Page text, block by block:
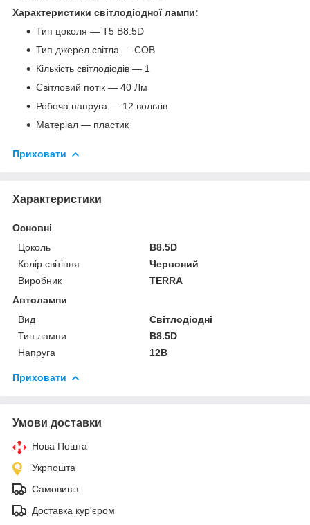
Характеристики світлодіодної лампи:
Тип цоколя — T5 B8.5D
Тип джерел світла — COB
Кількість світлодіодів — 1
Світловий потік — 40 Лм
Робоча напруга — 12 вольтів
Матеріал — пластик
Приховати
Характеристики
Основні
Цоколь
B8.5D
Колір світіння
Червоний
Виробник
TERRA
Автолампи
Вид
Світлодіодні
Тип лампи
B8.5D
Напруга
12В
Приховати
Умови доставки
Нова Пошта
Укрпошта
Самовивіз
Доставка кур'єром